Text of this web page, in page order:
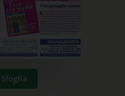
Sfoglia